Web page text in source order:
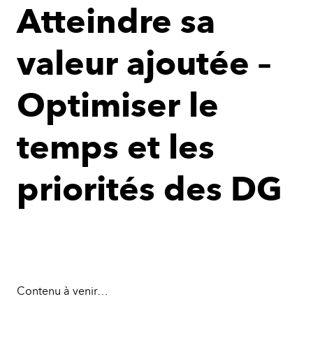
Atteindre sa
valeur ajoutée –
Optimiser le
temps et les
priorités des DG
Contenu à venir…